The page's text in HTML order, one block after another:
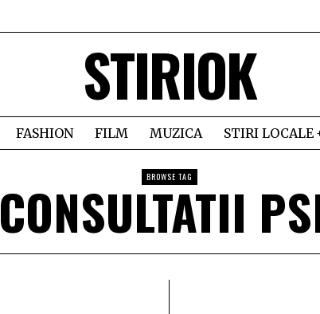
STIRIOK
FASHION FILM MUZICA STIRI LOCALE
BROWSE TAG
CONSULTATII